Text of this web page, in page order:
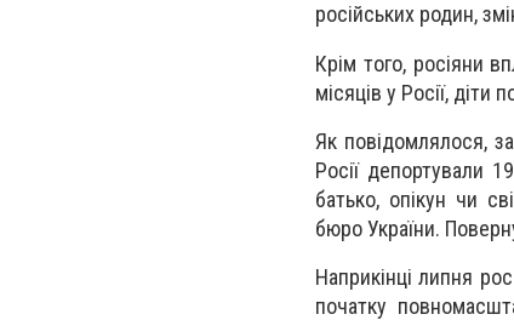
російських родин,
Крім того, росіяни
місяців у Росії,
Як повідомлялося,
Росії депортували
батько, опікун чи
бюро України.
Наприкінці липня
початку